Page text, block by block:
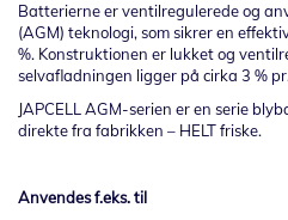
Batterierne er ventilregulerede og
(AGM) teknologi, som sikrer en
%. Konstruktionen er lukket og
selvafladningen ligger på cirka 3 %
JAPCELL AGM-serien er en serie
direkte fra fabrikken – HELT friske.
Anvendes f.eks. til